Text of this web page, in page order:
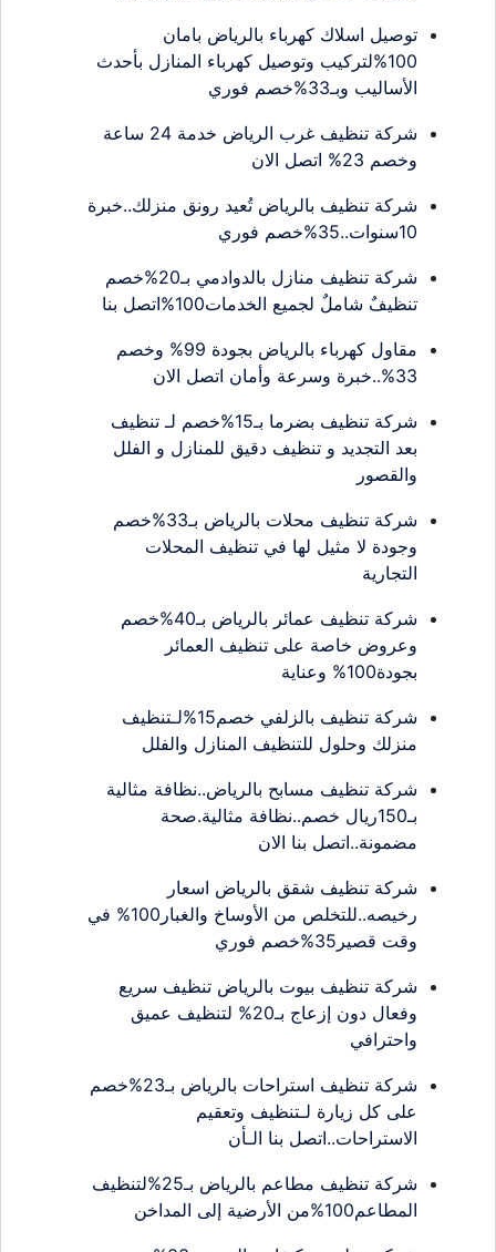
توصيل اسلاك كهرباء بالرياض بامان
100%لتركيب وتوصيل كهرباء المنازل بأحدث
الأساليب وبـ33%خصم فوري
شركة تنظيف غرب الرياض خدمة 24 ساعة
وخصم 23% اتصل الان
شركة تنظيف بالرياض تُعيد رونق منزلك..خبرة
10سنوات..35%خصم فوري
شركة تنظيف منازل بالدوادمي بـ20%خصم
تنظيفٌ شاملٌ لجميع الخدمات100%اتصل بنا
مقاول كهرباء بالرياض بجودة 99% وخصم
33%..خبرة وسرعة وأمان اتصل الان
شركة تنظيف بضرما بـ15%خصم لـ تنظيف
بعد التجديد و تنظيف دقيق للمنازل و الفلل
والقصور
شركة تنظيف محلات بالرياض بـ33%خصم
وجودة لا مثيل لها في تنظيف المحلات
التجارية
شركة تنظيف عمائر بالرياض بـ40%خصم
وعروض خاصة على تنظيف العمائر
بجودة100% وعناية
شركة تنظيف بالزلفي خصم15%لـتنظيف
منزلك وحلول للتنظيف المنازل والفلل
شركة تنظيف مسابح بالرياض..نظافة مثالية
بـ150ريال خصم..نظافة مثالية.صحة
مضمونة..اتصل بنا الان
شركة تنظيف شقق بالرياض اسعار
رخيصه..للتخلص من الأوساخ والغبار100% في
وقت قصير35%خصم فوري
شركة تنظيف بيوت بالرياض تنظيف سريع
وفعال دون إزعاج بـ20% لتنظيف عميق
واحترافي
شركة تنظيف استراحات بالرياض بـ23%خصم
على كل زيارة لـتنظيف وتعقيم
الاستراحات..اتصل بنا الـأن
شركة تنظيف مطاعم بالرياض بـ25%لتنظيف
المطاعم100%من الأرضية إلى المداخن